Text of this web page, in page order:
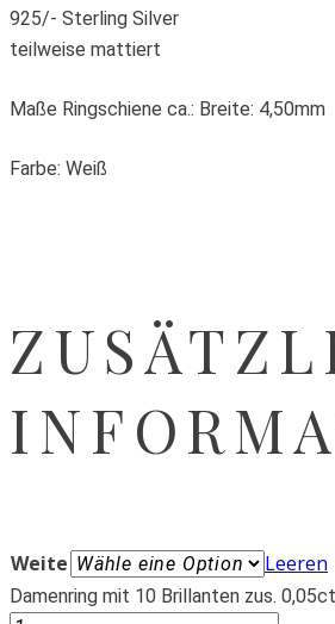
925/- Sterling Silver
teilweise mattiert
Maße Ringschiene ca.: Breite: 4,50mm
Farbe: Weiß
Weite Leeren
Damenring mit 10 Brillanten zus.